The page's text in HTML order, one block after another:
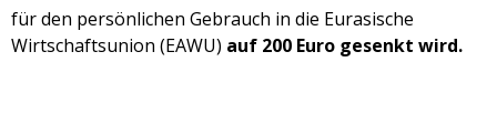
für den persönlichen Gebrauch in die Eurasische
Wirtschaftsunion (EAWU) auf 200 Euro gesenkt wird.